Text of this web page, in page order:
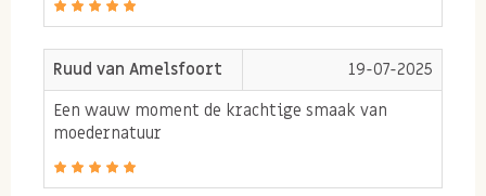
de pindakaas weer ten goede komt.
We voegen verder niks toe, zo proef je zelf hoe
lekker de bas boer noten pindakaas is
Hoe maken wij onze pindakaas
Ruud van Amelsfoort
19-07-2025
Een wauw moment de krachtige smaak van
moedernatuur